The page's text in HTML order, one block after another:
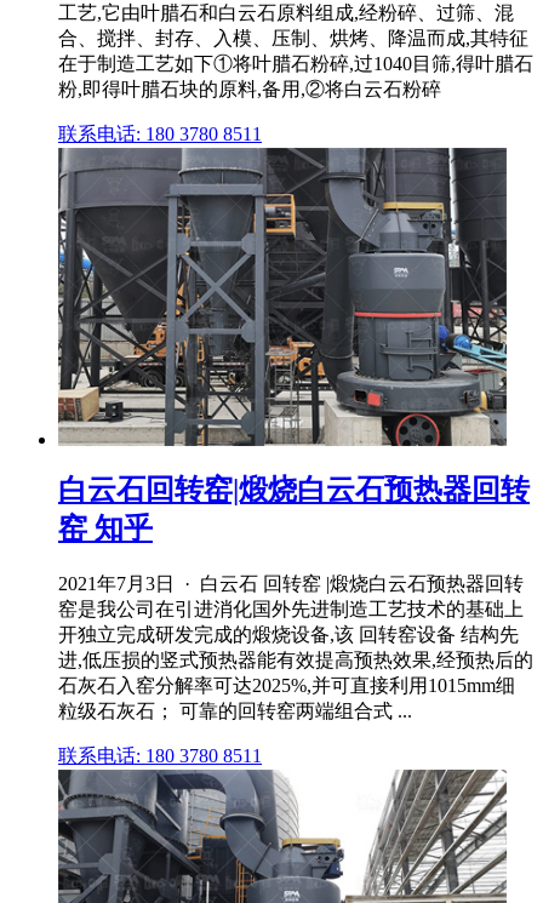
工艺,它由叶腊石和白云石原料组成,经粉碎、过筛、混
合、搅拌、封存、入模、压制、烘烤、降温而成,其特征
在于制造工艺如下①将叶腊石粉碎,过1040目筛,得叶腊石
粉,即得叶腊石块的原料,备用,②将白云石粉碎
联系电话: 180 3780 8511
白云石回转窑|煅烧白云石预热器回转
窑 知乎
2021年7月3日 · 白云石 回转窑 |煅烧白云石预热器回转
窑是我公司在引进消化国外先进制造工艺技术的基础上
开独立完成研发完成的煅烧设备,该 回转窑设备 结构先
进,低压损的竖式预热器能有效提高预热效果,经预热后的
石灰石入窑分解率可达2025%,并可直接利用1015mm细
粒级石灰石； 可靠的回转窑两端组合式 ...
联系电话: 180 3780 8511